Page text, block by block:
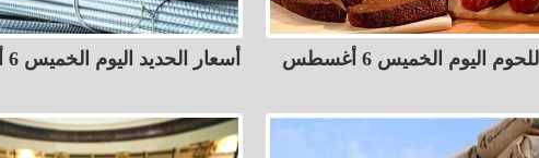
أسعار اللحوم اليوم الخميس 6 أغسطس
أسعار الحديد اليوم الخميس 6 أغسطس